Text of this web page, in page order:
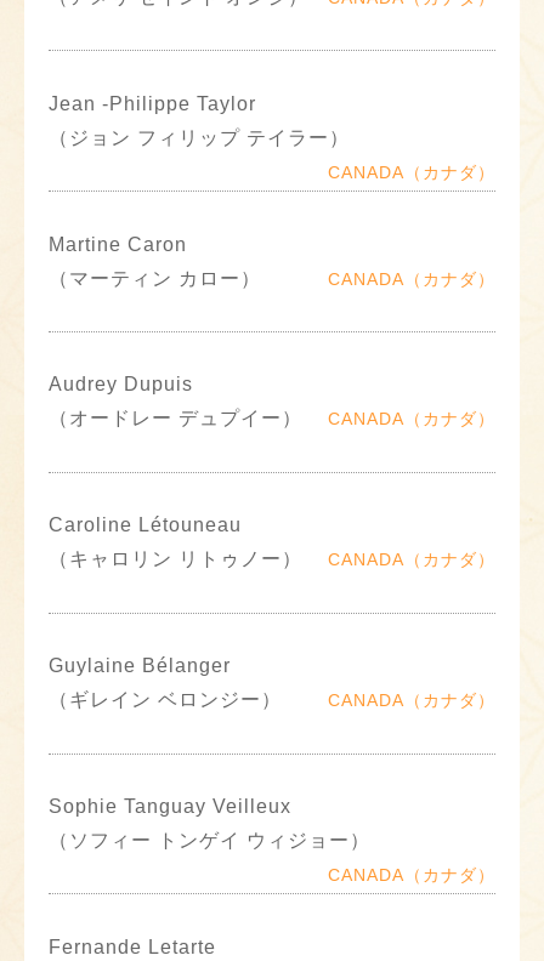
Jean -Philippe Taylor
（ジョン フィリップ テイラー）
CANADA（カナダ）
Martine Caron
（マーティン カロー）
CANADA（カナダ）
Audrey Dupuis
（オードレー デュプイー）
CANADA（カナダ）
Caroline Létouneau
（キャロリン リトゥノー）
CANADA（カナダ）
Guylaine Bélanger
（ギレイン ベロンジー）
CANADA（カナダ）
Sophie Tanguay Veilleux
（ソフィー トンゲイ ウィジョー）
CANADA（カナダ）
Fernande Letarte